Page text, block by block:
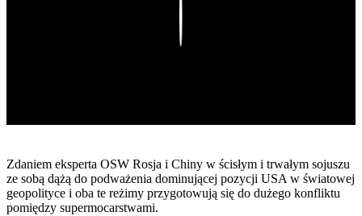
Zdaniem eksperta OSW Rosja i Chiny w ścisłym i trwałym sojuszu
ze sobą dążą do podważenia dominującej pozycji USA w światowej
geopolityce i oba te reżimy przygotowują się do dużego konfliktu
pomiędzy supermocarstwami.